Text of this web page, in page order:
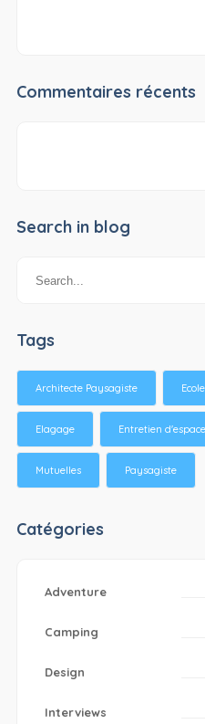
Commentaires récents
Search in blog
Tags
Architecte Paysagiste
Elagage Entretien
Mutuelles Paysagiste
Catégories
Adventure
Camping
Design
Interviews